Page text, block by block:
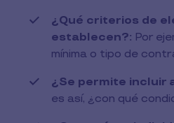
¿Qué criterios de
establecen?: Por
mínima o tipo de
¿Se permite incluir
es así, ¿con qué